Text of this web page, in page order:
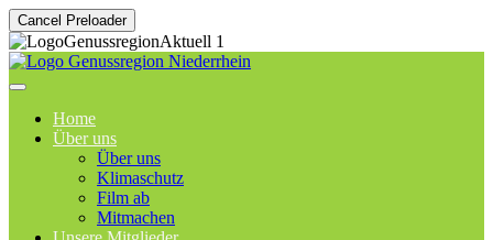
Cancel Preloader
Home
Über uns
Über uns
Klimaschutz
Film ab
Mitmachen